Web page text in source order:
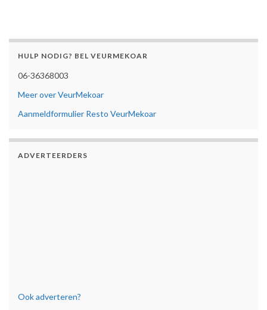
HULP NODIG? BEL VEURMEKOAR
06-36368003
Meer over VeurMekoar
Aanmeldformulier Resto VeurMekoar
ADVERTEERDERS
Ook adverteren?